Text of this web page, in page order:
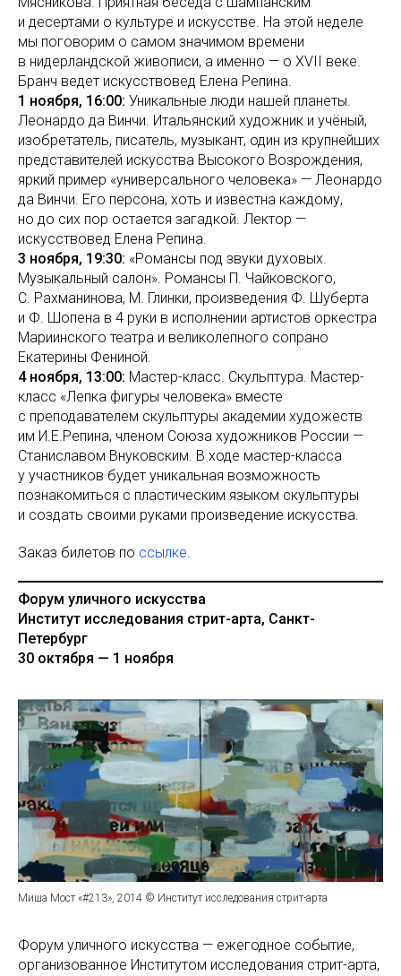
и десертами о культуре и искусстве. На этой неделе
мы поговорим о самом значимом времени
в нидерландской живописи, а именно — о XVII веке.
Бранч ведет искусствовед Елена Репина.
1 ноября, 16:00: Уникальные люди нашей планеты.
Леонардо да Винчи. Итальянский художник и учёный,
изобретатель, писатель, музыкант, один из крупнейших
представителей искусства Высокого Возрождения,
яркий пример «универсального человека» — Леонардо
да Винчи. Его персона, хоть и известна каждому,
но до сих пор остается загадкой. Лектор —
искусствовед Елена Репина.
3 ноября, 19:30: «Романсы под звуки духовых.
Музыкальный салон». Романсы П. Чайковского,
С. Рахманинова, М. Глинки, произведения Ф. Шуберта
и Ф. Шопена в 4 руки в исполнении артистов оркестра
Мариинского театра и великолепного сопрано
Екатерины Фениной.
4 ноября, 13:00: Мастер-класс. Скульптура. Мастер-
класс «Лепка фигуры человека» вместе
с преподавателем скульптуры академии художеств
им И.Е.Репина, членом Союза художников России —
Станиславом Внуковским. В ходе мастер-класса
у участников будет уникальная возможность
познакомиться с пластическим языком скульптуры
и создать своими руками произведение искусства.
Заказ билетов по ссылке.
Форум уличного искусства
Институт исследования стрит-арта, Санкт-
Петербург
30 октября — 1 ноября
Миша Мост «#213», 2014 © Институт исследования стрит-арта
Форум уличного искусства — ежегодное событие,
организованное Институтом исследования стрит-арта,